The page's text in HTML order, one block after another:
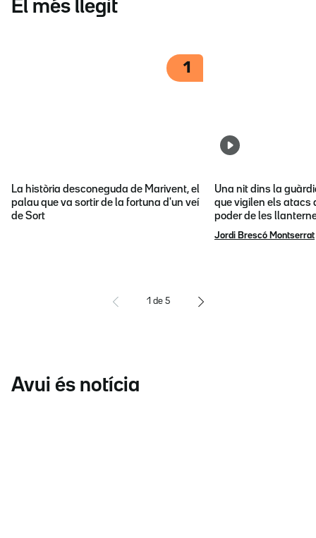
El més llegit
1
La història desconeguda de Marivent, el
palau que va sortir de la fortuna d'un veí
de Sort
Una nit dins la
que vigilen els atacs
poder de les
Jordi Brescó Montserrat
1 de 5
Avui és notícia